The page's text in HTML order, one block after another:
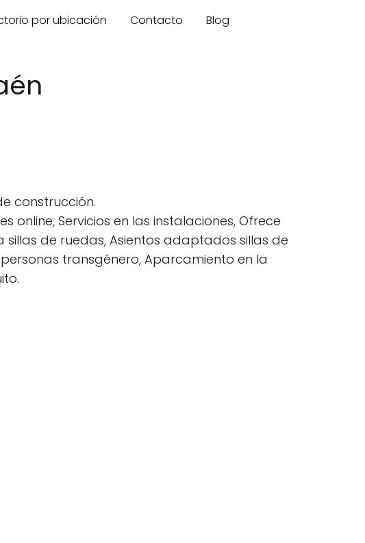
por ubicación Contacto Blog
construcción.
online, Servicios en las instalaciones, Ofrece
de ruedas, Asientos adaptados sillas de
transgénero, Aparcamiento en la